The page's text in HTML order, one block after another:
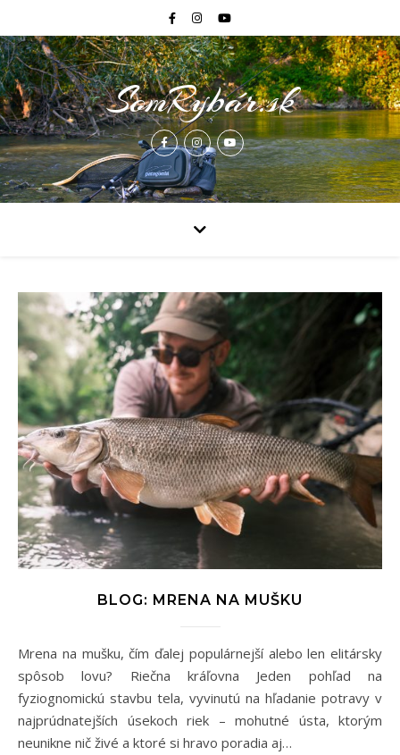
SomRybár.sk
BLOG: MRENA NA MUŠKU
Mrena na mušku, čím ďalej populárnejší alebo len elitársky
spôsob lovu? Riečna kráľovna Jeden pohľad na
fyziognomickú stavbu tela, vyvinutú na hľadanie potravy v
najprúdnatejších úsekoch riek – mohutné ústa, ktorým
neunikne nič živé a ktoré si hravo poradia aj…